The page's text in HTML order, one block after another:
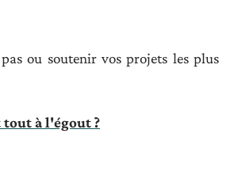
ou soutenir vos projets les plus
à l'égout ?